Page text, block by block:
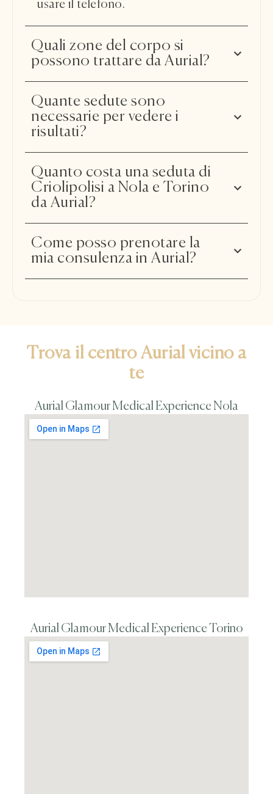
usare il telefono.
Quali zone del corpo si
possono trattare da Aurial?
Quante sedute sono
necessarie per vedere i
risultati?
Quanto costa una seduta di
Criolipolisi a Nola e Torino
da Aurial?
Come posso prenotare la
mia consulenza in Aurial?
Trova il centro Aurial vicino a
te
Aurial Glamour Medical Experience Nola
Aurial Glamour Medical Experience Torino